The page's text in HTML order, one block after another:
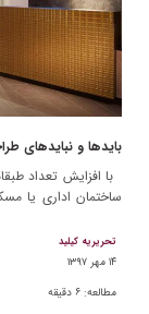
بایدها و نبایدهای
با افزایش تعداد
ساختمان اداری یا
تحریریه کیلید
۱۴ مهر ۱۳۹۷
مطالعه: ۶ دقیقه